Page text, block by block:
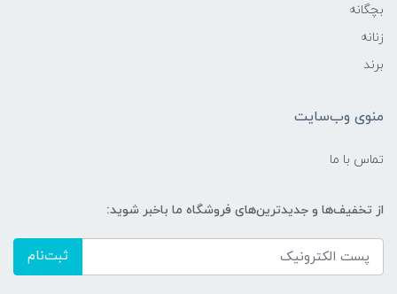
بچگانه
زنانه
برند
منوی وب‌سایت
تماس با ما
از تخفیف‌ها و جدیدترین‌های فروشگاه ما باخبر شوید:
ثبت‌نام